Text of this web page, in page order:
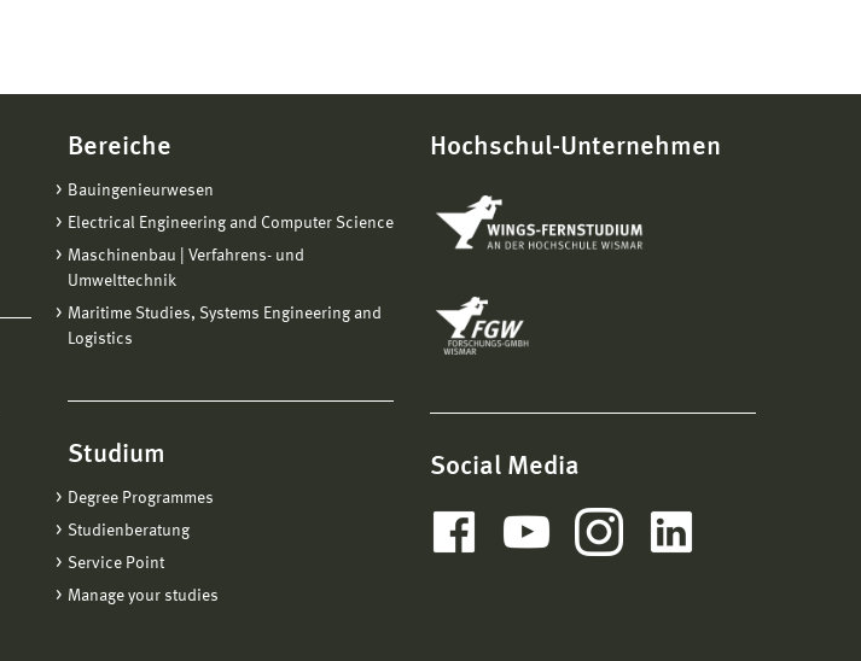
Bereiche
Bauingenieurwesen
Electrical Engineering and Computer Science
Maschinenbau | Verfahrens- und
Umwelttechnik
Maritime Studies, Systems Engineering and
Logistics
Studium
Degree Programmes
Studienberatung
Service Point
Manage your studies
Hochschul-Unternehmen
Social Media